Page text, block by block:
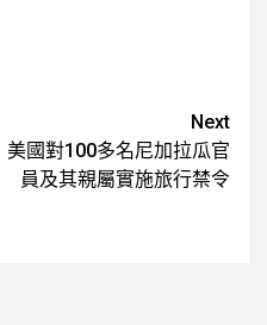
Next
美國對100多名尼加拉瓜官
員及其親屬實施旅行禁令